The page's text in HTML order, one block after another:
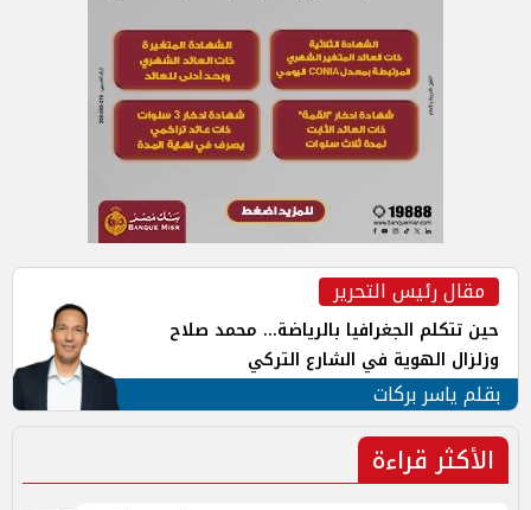
مقال رئيس التحرير
حين تتكلم الجغرافيا بالرياضة... محمد صلاح
وزلزال الهوية في الشارع التركي
بقلم ياسر بركات
الأكثر قراءة